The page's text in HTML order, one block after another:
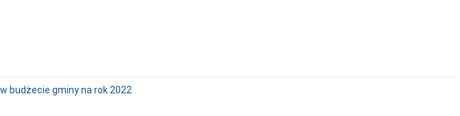
budżecie gminy na rok 2022